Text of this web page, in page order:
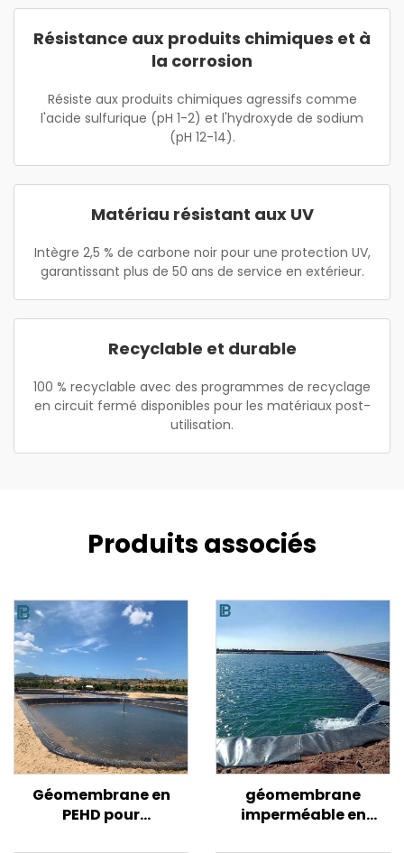
Résistance aux produits chimiques et à
la corrosion
Résiste aux produits chimiques agressifs comme
l'acide sulfurique (pH 1-2) et l'hydroxyde de sodium
(pH 12-14).
Matériau résistant aux UV
Intègre 2,5 % de carbone noir pour une protection UV,
garantissant plus de 50 ans de service en extérieur.
Recyclable et durable
100 % recyclable avec des programmes de recyclage
en circuit fermé disponibles pour les matériaux post-
utilisation.
Produits associés
Géomembrane en
PEHD pour
géomembrane
imperméable en